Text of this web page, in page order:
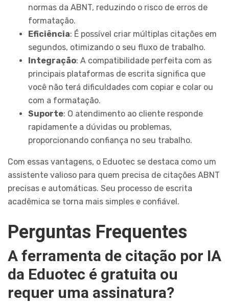
normas da ABNT, reduzindo o risco de erros de
formatação.
Eficiência: É possível criar múltiplas citações em
segundos, otimizando o seu fluxo de trabalho.
Integração: A compatibilidade perfeita com as
principais plataformas de escrita significa que
você não terá dificuldades com copiar e colar ou
com a formatação.
Suporte: O atendimento ao cliente responde
rapidamente a dúvidas ou problemas,
proporcionando confiança no seu trabalho.
Com essas vantagens, o Eduotec se destaca como um
assistente valioso para quem precisa de citações ABNT
precisas e automáticas. Seu processo de escrita
acadêmica se torna mais simples e confiável.
Perguntas Frequentes
A ferramenta de citação por IA
da Eduotec é gratuita ou
requer uma assinatura?